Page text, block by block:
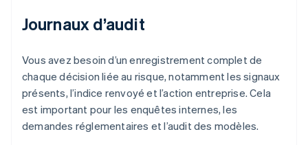
Journaux d’audit
Vous avez besoin d’un enregistrement complet de
chaque décision liée au risque, notamment les signaux
présents, l’indice renvoyé et l’action entreprise. Cela
est important pour les enquêtes internes, les
demandes réglementaires et l’audit des modèles.